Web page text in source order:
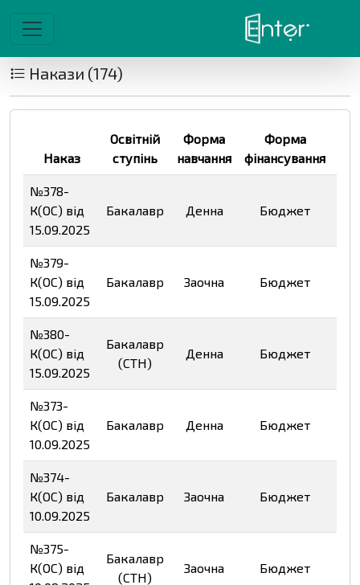
Накази (174)
Наказ
Освітній
ступінь
Форма
навчання
Форма
фінансування
№378-
К(ОС) від
15.09.2025
Бакалавр Денна Бюджет
№379-
К(ОС) від
15.09.2025
Бакалавр Заочна Бюджет
№380-
К(ОС) від
15.09.2025
Бакалавр
(СТН)
Денна Бюджет
№373-
К(ОС) від
10.09.2025
Бакалавр Денна Бюджет
№374-
К(ОС) від
10.09.2025
Бакалавр Заочна Бюджет
№375-
К(ОС) від
Бакалавр
(СТН)
Заочна Бюджет